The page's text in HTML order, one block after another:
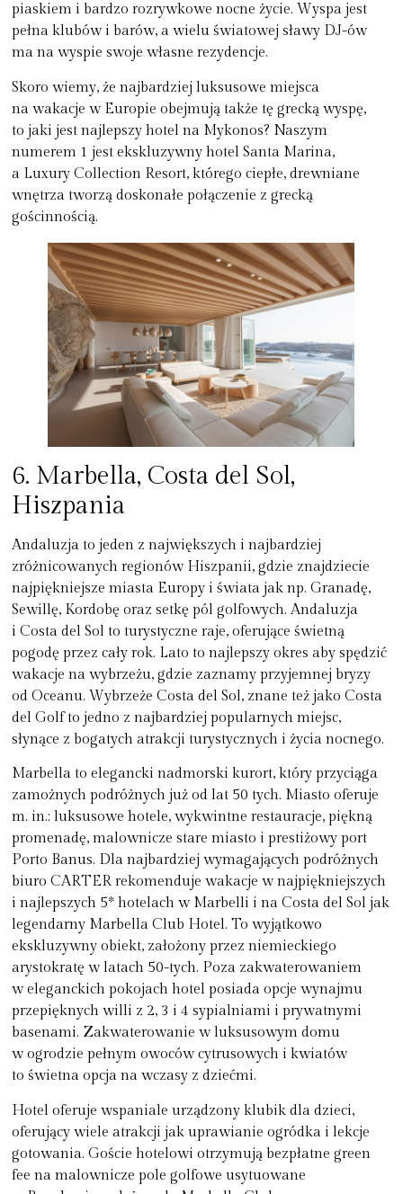
piaskiem i bardzo rozrywkowe nocne życie. Wyspa jest
pełna klubów i barów, a wielu światowej sławy DJ-ów
ma na wyspie swoje własne rezydencje.
Skoro wiemy, że najbardziej luksusowe miejsca
na wakacje w Europie obejmują także tę grecką wyspę,
to jaki jestnajlepszy hotel na Mykonos? Naszym
numerem 1 jest ekskluzywny hotel Santa Marina,
a Luxury Collection Resort, którego ciepłe, drewniane
wnętrza tworzą doskonałe połączenie z grecką
gościnnością.
6. Marbella, Costa del Sol,
Hiszpania
Andaluzja to jeden z największych i najbardziej
zróżnicowanych regionów Hiszpanii, gdzie znajdziecie
najpiękniejsze miasta Europy i świata jak np. Granadę,
Sewillę, Kordobę oraz setkę pól golfowych. Andaluzja
i Costa del Sol to turystyczne raje, oferujące świetną
pogodę przez cały rok. Lato to najlepszy okres aby spędzić
wakacje na wybrzeżu, gdzie zaznamy przyjemnej bryzy
od Oceanu. Wybrzeże Costa del Sol, znane też jako Costa
del Golf to jedno z najbardziej popularnych miejsc,
słynące z bogatych atrakcji turystycznych i życia nocnego.
Marbella to elegancki nadmorski kurort, który przyciąga
zamożnych podróżnych już od lat 50 tych. Miasto oferuje
m. in.: luksusowe hotele, wykwintne restauracje, piękną
promenadę, malownicze stare miasto i prestiżowy port
Porto Banus. Dla najbardziej wymagających podróżnych
biuro CARTER rekomenduje wakacje w najpiękniejszych
i najlepszych 5* hotelach w Marbelli i na Costa del Sol jak
legendarny Marbella Club Hotel. To wyjątkowo
ekskluzywny obiekt, założony przez niemieckiego
arystokratę w latach 50-tych. Poza zakwaterowaniem
w eleganckich pokojach hotel posiada opcje wynajmu
przepięknych willi z 2, 3 i 4 sypialniami i prywatnymi
basenami. Zakwaterowanie w luksusowym domu
w ogrodzie pełnym owoców cytrusowych i kwiatów
to świetna opcja na wczasy z dziećmi.
Hotel oferuje wspaniale urządzony klubik dla dzieci,
oferujący wiele atrakcji jak uprawianie ogródka i lekcje
gotowania. Goście hotelowi otrzymują bezpłatne green
fee na malownicze pole golfowe usytuowane